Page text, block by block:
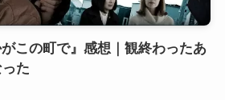
この町で』感想｜観終わったあ
た